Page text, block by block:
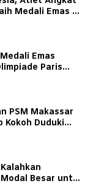
Medali Emas di
Emas
Paris
PSM Makassar
Kokoh Duduki
Besar untuk